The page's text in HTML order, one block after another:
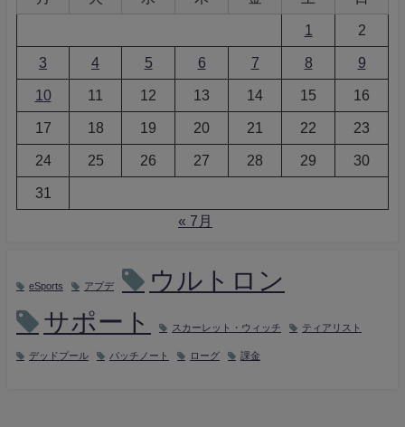
1 2
3 4 5 6 7 8 9
10 11 12 13 14 15 16
17 18 19 20 21 22 23
24 25 26 27 28 29 30
31
« 7月
eSports アプデ
ウルトロン
サポート
スカーレット・ウィッチ ティアリスト
デッドプール パッチノート ローグ 課金